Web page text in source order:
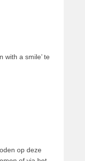
with a smile’ te
op deze